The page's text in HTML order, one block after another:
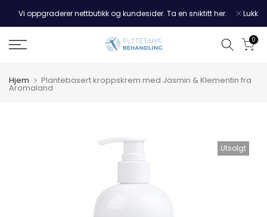
Hopp
til
innholdet
Vi oppgraderer nettbutikk og kundesider. Ta en sniktitt her. Lukk
0
Hjem Plantebasert kroppskrem med Jasmin & Klementin fra
Aromaland
Utsolgt